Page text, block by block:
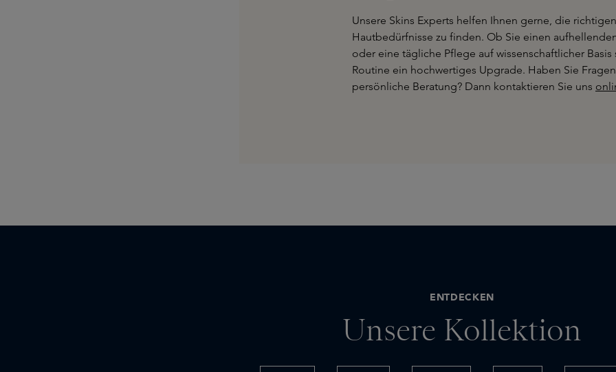
Unsere Skins Experts helfen Ihnen gerne, die
Hautbedürfnisse zu finden. Ob Sie einen
oder eine tägliche Pflege auf wissenschaftlicher Basis
Routine ein hochwertiges Upgrade. Haben Sie
persönliche Beratung? Dann kontaktieren Sie uns
ENTDECKEN
Unsere Kollektion